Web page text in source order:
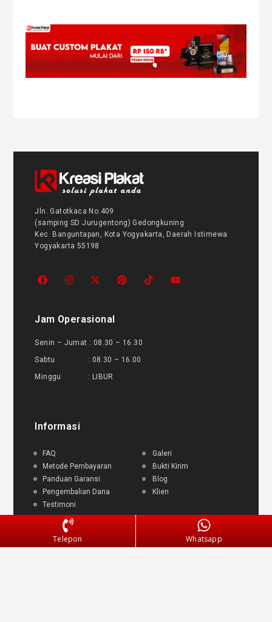
Jln. Gatotkaca No.409
(samping SD Jurugentong) Gedongkuning
Kec. Banguntapan, Kota Yogyakarta, Daerah Istimewa
Yogyakarta 55198
Jam Operasional
Senin – Jumat : 08.30 – 16.30
Sabtu : 08.30 – 16.00
Minggu : LIBUR
Informasi
FAQ
Metode Pembayaran
Panduan Garansi
Pengembalian Dana
Testimoni
Galeri
Bukti Kirim
Blog
Klien
Telepon Whatsapp